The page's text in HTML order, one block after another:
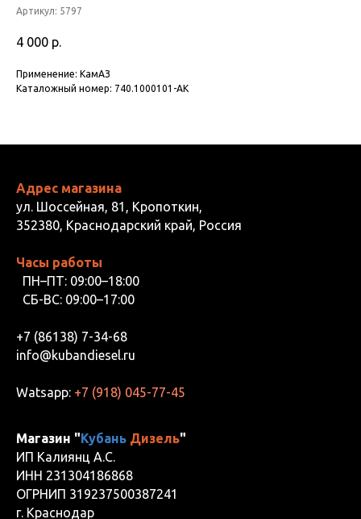
Артикул: 5797
4 000 р.
Применение: КамАЗ
Каталожный номер: 740.1000101-АК
Адрес магазина
ул. Шоссейная, 81, Кропоткин,
352380, Краснодарский край, Россия
Часы работы
ПН–ПТ: 09:00–18:00
СБ-ВС: 09:00–17:00
+7 (86138) 7-34-68
info@kubandiesel.ru
Watsapp: +7 (918) 045-77-45
Магазин "Кубань Дизель"
ИП Калиянц А.С.
ИНН 231304186868
ОГРНИП 319237500387241
г. Краснодар